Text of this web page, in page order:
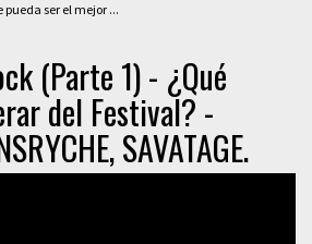
ser el mejor ...
(Parte 1) - ¿Qué
del Festival? -
SAVATAGE.